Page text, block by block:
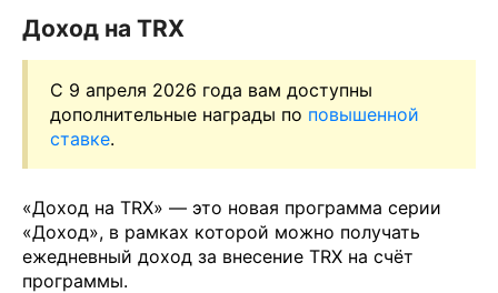
Доход на TRX
С 9 апреля 2026 года вам доступны
дополнительные награды по повышенной
ставке.
«Доход на TRX» — это новая программа серии
«Доход», в рамках которой можно получать
ежедневный доход за внесение TRX на счёт
программы.